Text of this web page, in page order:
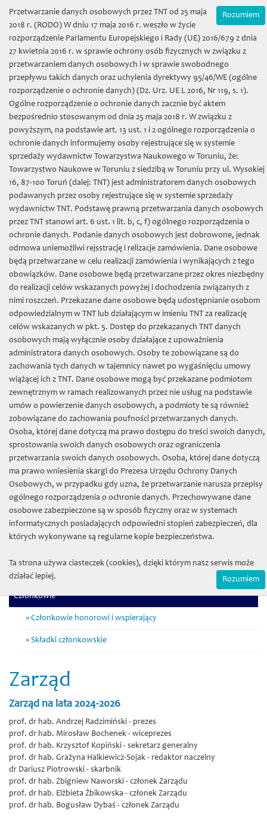
Zamówienia on-line
Wybierz język:
Mój koszyk | (0) 0 zł
Towarzystwo Naukowe w
Toruniu
Toggle
TNT O nas » Struktura » Zarząd
Towarzystwo Naukowe w Toruniu
Dzieje TNT
Artykuły na temat historii TNT
Pierwsze zebranie Towarzystwa Naukowego w
Toruniu po zakończeniu II wojny światowej
Biuro TNT
Statut
Sprawozdania TNT
Dokumenty do pobrania
Struktura
Wydziały i komisje
Zarząd
Komitet Wydawniczy
Członkowie
Członkowie honorowi i wspierający
Składki członkowskie
Zarząd
Zarząd na lata 2024-2026
prof. dr hab. Andrzej Radzimiński - prezes
prof. dr hab. Mirosław Bochenek - wiceprezes
prof. dr hab. Krzysztof Kopiński - sekretarz generalny
prof. dr hab. Grażyna Halkiewicz-Sojak - redaktor naczelny
dr Dariusz Piotrowski - skarbnik
prof. dr hab. Zbigniew Naworski - członek Zarządu
prof. dr hab. Elżbieta Żbikowska - członek Zarządu
prof. dr hab. Bogusław Dybaś - członek Zarządu
Rozumiem
Przetwarzanie danych osobowych przez TNT od 25 maja
2018 r. (RODO) W dniu 17 maja 2016 r. weszło w życie
rozporządzenie Parlamentu Europejskiego i Rady (UE) 2016/679 z dnia
27 kwietnia 2016 r. w sprawie ochrony osób fizycznych w związku z
przetwarzaniem danych osobowych i w sprawie swobodnego
przepływu takich danych oraz uchylenia dyrektywy 95/46/WE (ogólne
rozporządzenie o ochronie danych) (Dz. Urz. UE L 2016, Nr 119, s. 1).
Ogólne rozporządzenie o ochronie danych zacznie być aktem
bezpośrednio stosowanym od dnia 25 maja 2018 r. W związku z
powyższym, na podstawie art. 13 ust. 1 i 2 ogólnego rozporządzenia o
ochronie danych informujemy osoby rejestrujące się w systemie
sprzedaży wydawnictw Towarzystwa Naukowego w Toruniu, że:
Towarzystwo Naukowe w Toruniu z siedzibą w Toruniu przy ul. Wysokiej
16, 87-100 Toruń (dalej: TNT) jest administratorem danych osobowych
podawanych przez osoby rejestrujące się w systemie sprzedaży
wydawnictw TNT. Podstawę prawną przetwarzania danych osobowych
przez TNT stanowi art. 6 ust. 1 lit. b, c, f) ogólnego rozporządzenia o
ochronie danych. Podanie danych osobowych jest dobrowone, jednak
odmowa uniemożliwi rejsstrację i relizacje zamówienia. Dane osobowe
będą przetwarzane w celu realizacji zamówienia i wynikających z tego
obowiązków. Dane osobowe będą przetwarzane przez okres niezbędny
do realizacji celów wskazanych powyżej i dochodzenia związanych z
nimi roszczeń. Przekazane dane osobowe będą udostępnianie osobom
odpowiedzialnym w TNT lub działającym w imieniu TNT za realizację
celów wskazanych w pkt. 5. Dostęp do przekazanych TNT danych
osobowych mają wyłącznie osoby działające z upoważnienia
administratora danych osobowych. Osoby te zobowiązane są do
zachowania tych danych w tajemnicy nawet po wygaśnięciu umowy
wiążącej ich z TNT. Dane osobowe mogą być przekazane podmiotom
zewnętrznym w ramach realizowanych przez nie usług na podstawie
umów o powierzenie danych osobowych, a podmioty te są również
zobowiązane do zachowania poufności przetwarzanych danych.
Osoba, której dane dotyczą ma prawo dostępu do treści swoich danych,
sprostowania swoich danych osobowych oraz ograniczenia
przetwarzania swoich danych osobowych. Osoba, której dane dotyczą
ma prawo wniesienia skargi do Prezesa Urzędu Ochrony Danych
Osobowych, w przypadku gdy uzna, że przetwarzanie narusza przepisy
ogólnego rozporządzenia o ochronie danych. Przechowywane dane
osobowe zabezpieczone są w sposób fizyczny oraz w systemach
informatycznych posiadających odpowiedni stopień zabezpieczeń, dla
których wykonywane są regularne kopie bezpieczeństwa.
Ta strona używa ciasteczek (cookies), dzięki którym nasz serwis może
działać lepiej.
Rozumiem